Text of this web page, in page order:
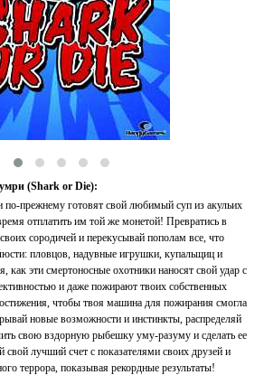
(Shark or Die):
прежнему готовят свой любимый суп из акульих
отплатить им той же монетой! Превратись в
сородичей и перекусывай пополам все, что
пловцов, надувные игрушки, купальщиц и
как эти смертоносные охотники наносят свой удар с
и даже пожирают твоих собственных
чтобы твоя машина для пожирания смогла
новые возможности и инстинкты, распределяй
свою вздорную рыбешку уму-разуму и сделать ее
свой лучший счет с показателями своих друзей и
террора, показывая рекордные результаты!